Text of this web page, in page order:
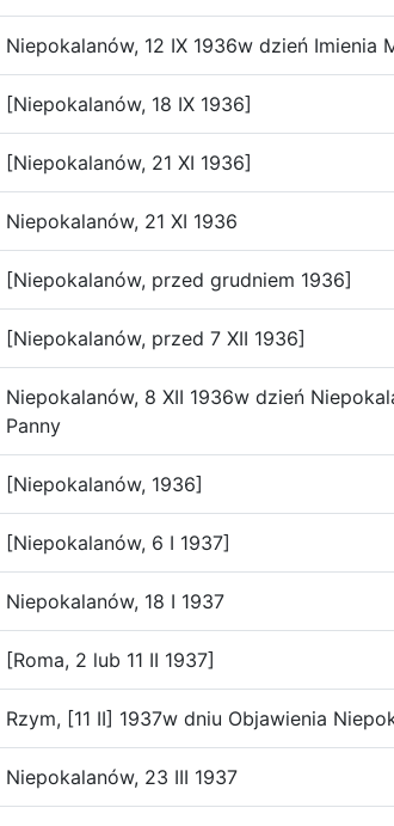
Niepokalanów, 12 IX 1936w dzień Imienia
[Niepokalanów, 18 IX 1936]
[Niepokalanów, 21 XI 1936]
Niepokalanów, 21 XI 1936
[Niepokalanów, przed grudniem 1936]
[Niepokalanów, przed 7 XII 1936]
Niepokalanów, 8 XII 1936w dzień
Panny
[Niepokalanów, 1936]
[Niepokalanów, 6 I 1937]
Niepokalanów, 18 I 1937
[Roma, 2 lub 11 II 1937]
Rzym, [11 II] 1937w dniu Objawienia
Niepokalanów, 23 III 1937